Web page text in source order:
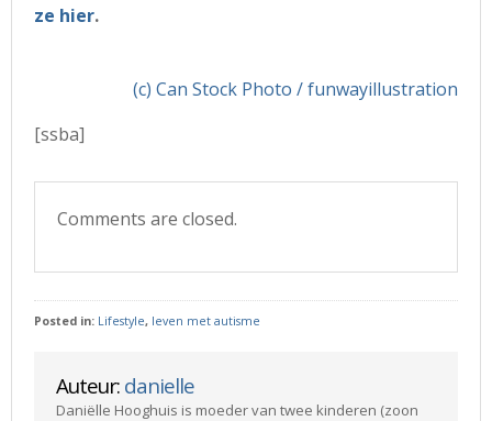
ze hier.
(c) Can Stock Photo / funwayillustration
[ssba]
Comments are closed.
Posted in: Lifestyle, leven met autisme
Auteur: danielle
Daniëlle Hooghuis is moeder van twee kinderen (zoon